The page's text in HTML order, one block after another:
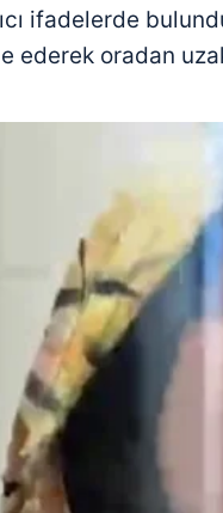
ifadelerde
ederek oradan